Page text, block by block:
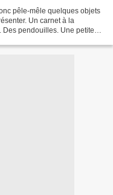
pêle-mêle quelques objets
Un carnet à la
pendouilles. Une petite